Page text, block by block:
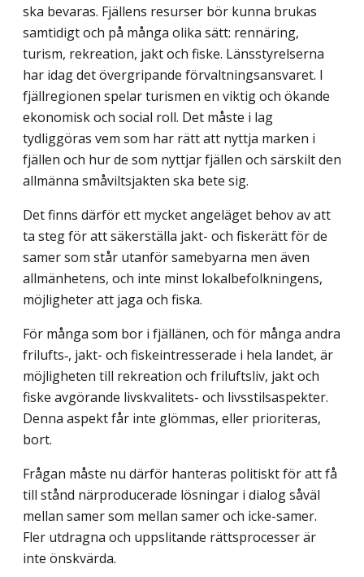
ska bevaras. Fjällens resurser bör kunna brukas
samtidigt och på många olika sätt: rennäring,
turism, rekrea­tion, jakt och fiske. Länsstyrelserna
har idag det övergripande förvaltningsansvaret. I
fjällregionen spelar turismen en viktig och ökande
ekonomisk och social roll. Det måste i lag
tydliggöras vem som har rätt att nyttja marken i
fjällen och hur de som nyttjar fjällen och särskilt den
allmänna småviltsjakten ska bete sig.
Det finns därför ett mycket angeläget behov av att
ta steg för att säkerställa jakt- och fiskerätt för de
samer som står utanför samebyarna men även
allmänhetens, och inte minst lokalbefolkningens,
möjligheter att jaga och fiska.
För många som bor i fjällänen, och för många andra
frilufts‑, jakt- och fiske­intresserade i hela landet, är
möjligheten till rekreation och friluftsliv, jakt och
fiske avgörande livskvalitets- och livsstilsaspekter.
Denna aspekt får inte glömmas, eller prioriteras,
bort.
Frågan måste nu därför hanteras politiskt för att få
till stånd närproducerade lösningar i dialog såväl
mellan samer som mellan samer och icke-samer.
Fler utdragna och uppslitande rättsprocesser är
inte önskvärda.